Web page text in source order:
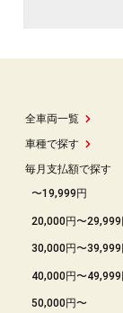
全車両一覧
車種で探す
毎月支払額で探す
〜19,999円
20,000円〜29,999
30,000円〜39,999
40,000円〜49,999
50,000円〜